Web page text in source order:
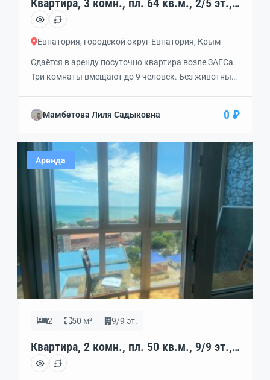
Квартира, 3 комн., пл. 64 кв.м., 2/5 эт.,
код: 328455
Евпатория, городской округ Евпатория, Крым
Сдаётся в аренду посуточно квартира возле ЗАГСа.
Три комнаты вмещают до 9 человек. Без животных.
Мамбетова Лиля Садыковна 0 ₽
Аренда
2 50 м² 9/9 эт.
Квартира, 2 комн., пл. 50 кв.м., 9/9 эт.,
код: 402485